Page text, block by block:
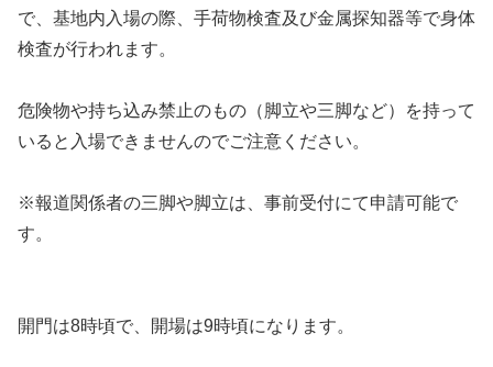
で、基地内入場の際、手荷物検査及び金属探知器等で身体
検査が行われます。
危険物や持ち込み禁止のもの（脚立や三脚など）を持って
いると入場できませんのでご注意ください。
※報道関係者の三脚や脚立は、事前受付にて申請可能で
す。
開門は8時頃で、開場は9時頃になります。